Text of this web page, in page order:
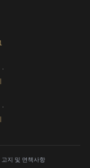
·
·
고지 및 면책사항